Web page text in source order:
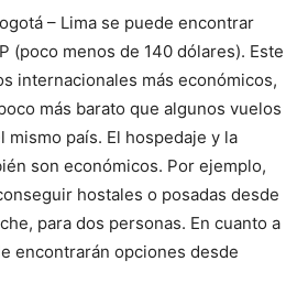
– Lima se puede encontrar
(poco menos de 140 dólares). Este
internacionales más económicos,
más barato que algunos vuelos
mismo país. El hospedaje y la
son económicos. Por ejemplo,
hostales o posadas desde
para dos personas. En cuanto a
encontrarán opciones desde